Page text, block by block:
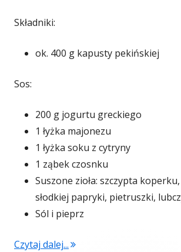
Składniki:
ok. 400 g kapusty pekińskiej
Sos:
200 g jogurtu greckiego
1 łyżka majonezu
1 łyżka soku z cytryny
1 ząbek czosnku
Suszone zioła: szczypta
słodkiej papryki, pietruszki,
Sól i pieprz
Czytaj dalej..."Surówka z kapusty